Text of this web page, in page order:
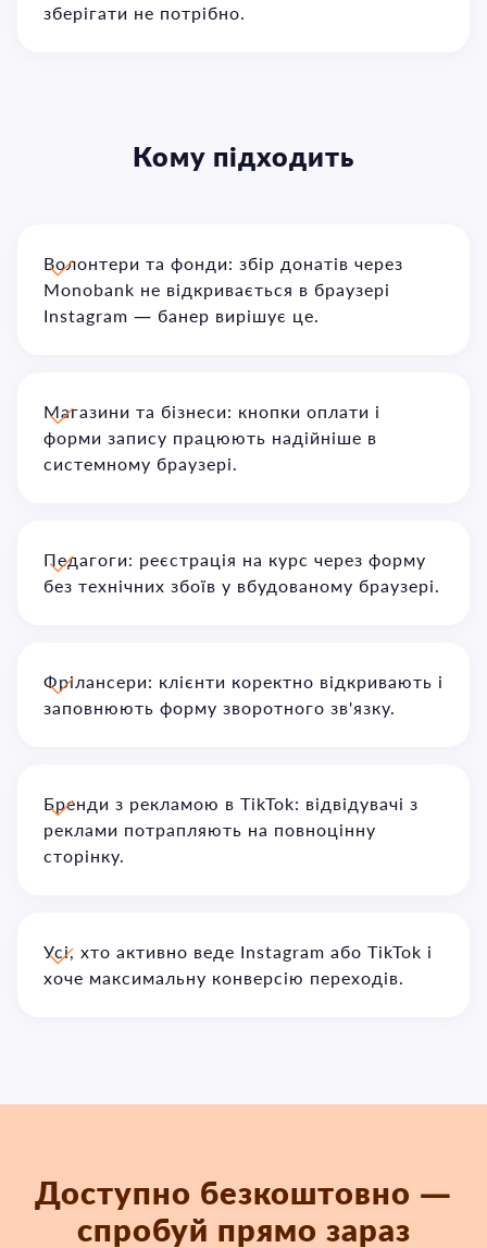
зберігати не потрібно.
Кому підходить
Волонтери та фонди: збір донатів через
Monobank не відкривається в браузері
Instagram — банер вирішує це.
Магазини та бізнеси: кнопки оплати і
форми запису працюють надійніше в
системному браузері.
Педагоги: реєстрація на курс через форму
без технічних збоїв у вбудованому браузері.
Фрілансери: клієнти коректно відкривають і
заповнюють форму зворотного зв'язку.
Бренди з рекламою в TikTok: відвідувачі з
реклами потрапляють на повноцінну
сторінку.
Усі, хто активно веде Instagram або TikTok і
хоче максимальну конверсію переходів.
Доступно безкоштовно —
спробуй прямо зараз